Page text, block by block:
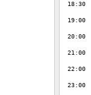
18:30
19:00
20:00
21:00
22:00
23:00